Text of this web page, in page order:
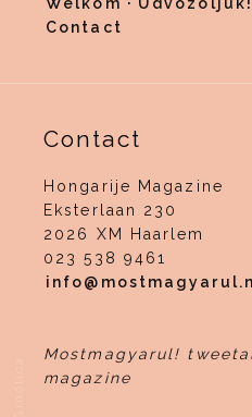
Contact
Contact
Hongarije Magazine
Eksterlaan 230
2026 XM Haarlem
023 538 9461
info@
Mostmagyarul!
magazine